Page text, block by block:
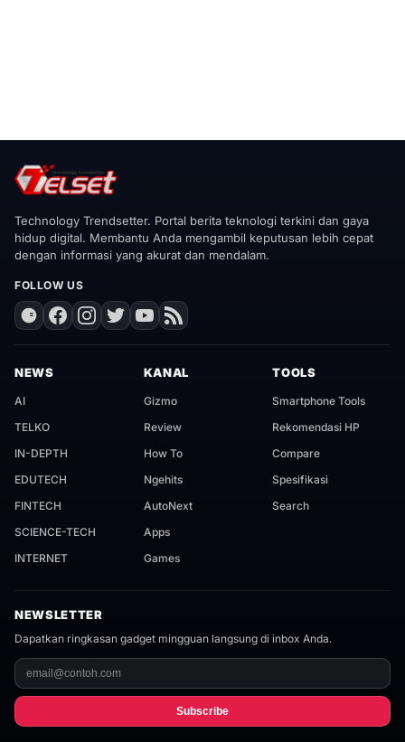
Technology Trendsetter. Portal berita teknologi terkini dan gaya
hidup digital. Membantu Anda mengambil keputusan lebih cepat
dengan informasi yang akurat dan mendalam.
FOLLOW US
NEWS
AI
TELKO
IN-DEPTH
EDUTECH
FINTECH
SCIENCE-TECH
INTERNET
KANAL
Gizmo
Review
How To
Ngehits
AutoNext
Apps
Games
TOOLS
Smartphone Tools
Rekomendasi HP
Compare
Spesifikasi
Search
NEWSLETTER
Dapatkan ringkasan gadget mingguan langsung di inbox Anda.
Subscribe